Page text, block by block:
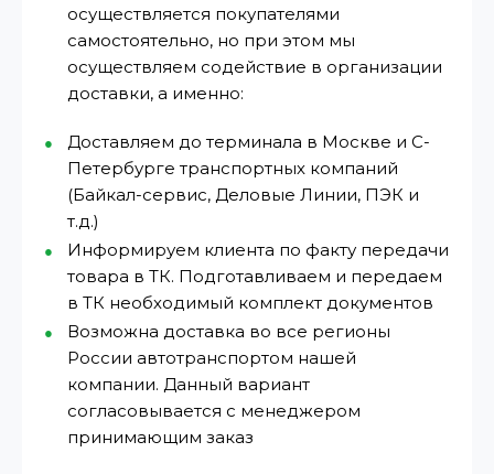
осуществляется покупателями
самостоятельно, но при этом мы
осуществляем содействие в организации
доставки, а именно:
Доставляем до терминала в Москве и С-
Петербурге транспортных компаний
(Байкал-сервис, Деловые Линии, ПЭК и
т.д.)
Информируем клиента по факту передачи
товара в ТК. Подготавливаем и передаем
в ТК необходимый комплект документов
Возможна доставка во все регионы
России автотранспортом нашей
компании. Данный вариант
согласовывается с менеджером
принимающим заказ